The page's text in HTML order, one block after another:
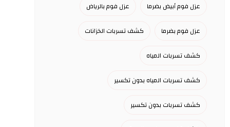
عزل فوم أبيض بضرما عزل فوم بالرياض
عزل فوم بضرما كشف تسربات الخزانات
كشف تسربات المياه
كشف تسربات المياه بدون تكسير
كشف تسربات بدون تكسير